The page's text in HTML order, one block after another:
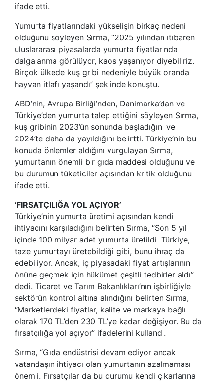
ifade etti.
Yumurta fiyatlarındaki yükselişin birkaç nedeni
olduğunu söyleyen Sırma, “2025 yılından itibaren
uluslararası piyasalarda yumurta fiyatlarında
dalgalanma görülüyor, kaos yaşanıyor diyebiliriz.
Birçok ülkede kuş gribi nedeniyle büyük oranda
hayvan itlafı yaşandı” şeklinde konuştu.
ABD’nin, Avrupa Birliği’nden, Danimarka’dan ve
Türkiye’den yumurta talep ettiğini söyleyen Sırma,
kuş gribinin 2023’ün sonunda başladığını ve
2024’te daha da yayıldığını belirtti. Türkiye’nin bu
konuda önlemler aldığını vurgulayan Sırma,
yumurtanın önemli bir gıda maddesi olduğunu ve
bu durumun tüketiciler açısından kritik olduğunu
ifade etti.
‘FIRSATÇILIĞA YOL AÇIYOR’
Türkiye’nin yumurta üretimi açısından kendi
ihtiyacını karşıladığını belirten Sırma, “Son 5 yıl
içinde 100 milyar adet yumurta üretildi. Türkiye,
taze yumurtayı üretebildiği gibi, bunu ihraç da
edebiliyor. Ancak, iç piyasadaki fiyat artışlarının
önüne geçmek için hükümet çeşitli tedbirler aldı”
dedi. Ticaret ve Tarım Bakanlıkları’nın işbirliğiyle
sektörün kontrol altına alındığını belirten Sırma,
“Marketlerdeki fiyatlar, kalite ve markaya bağlı
olarak 170 TL’den 230 TL’ye kadar değişiyor. Bu da
fırsatçılığa yol açıyor” ifadelerini kullandı.
Sırma, “Gıda endüstrisi devam ediyor ancak
vatandaşın ihtiyacı olan yumurtanın azalmaması
önemli. Fırsatçılar da bu durumu kendi çıkarlarına